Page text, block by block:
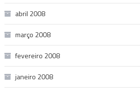
abril 2008
março 2008
fevereiro 2008
janeiro 2008